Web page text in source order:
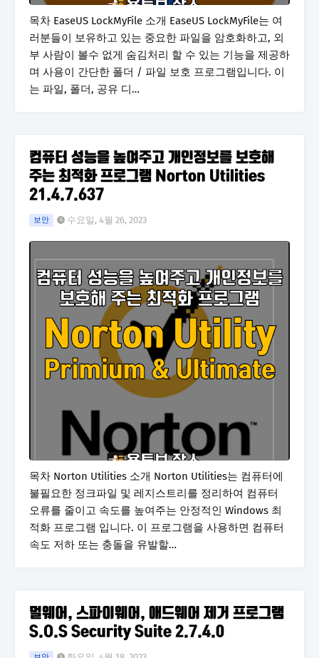
목차 EaseUS LockMyFile 소개 EaseUS LockMyFile는 여
러분들이 보유하고 있는 중요한 파일을 암호화하고, 외
부 사람이 볼수 없게 숨김처리 할 수 있는 기능을 제공하
며 사용이 간단한 폴더 / 파일 보호 프로그램입니다. 이
는 파일, 폴더, 공유 디…
컴퓨터 성능을 높여주고 개인정보를 보호해
주는 최적화 프로그램 Norton Utilities
21.4.7.637
보안 수요일, 4월 26, 2023
목차 Norton Utilities 소개 Norton Utilities는 컴퓨터에
불필요한 정크파일 및 레지스트리를 정리하여 컴퓨터
오류를 줄이고 속도를 높여주는 안정적인 Windows 최
적화 프로그램 입니다. 이 프로그램을 사용하면 컴퓨터
속도 저하 또는 충돌을 유발할…
멀웨어, 스파이웨어, 애드웨어 제거 프로그램
S.O.S Security Suite 2.7.4.0